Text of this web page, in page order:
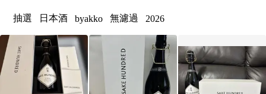
抽選 日本酒 byakko 無濾過 2026